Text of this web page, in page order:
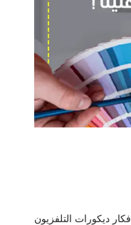
أفكار ديكورات التلفزيون